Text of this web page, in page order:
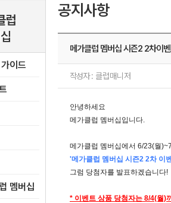
럽
이드
멤버십
공지사항
메가클럽 멤버십 시즌2 2차이
작성자 : 클럽매니저
안녕하세요
메가클럽 멤버십입니다.
메가클럽 멤버십에서 6/23(월
'메가클럽 멤버십 시즌2 2차 이
그럼 당첨자를 발표하겠습니다!
* 이벤트 상품 당첨자는 8/4(월)